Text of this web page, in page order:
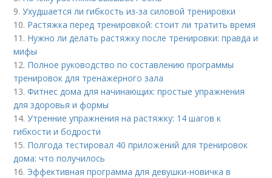
9.Ухудшается ли гибкость из-за силовой тренировки
10. Растяжка перед тренировкой: стоит ли тратить время
11. Нужно ли делать растяжку после тренировки: правда и
мифы
12. Полное руководство по составлению программы
тренировок для тренажерного зала
13.Фитнес дома для начинающих: простые упражнения
для здоровья и формы
14.Утренние упражнения на растяжку: 14 шагов к
гибкости и бодрости
15. Полгода тестировал 40 приложений для тренировок
дома: что получилось
16. Эффективная программа для девушки-новичка в